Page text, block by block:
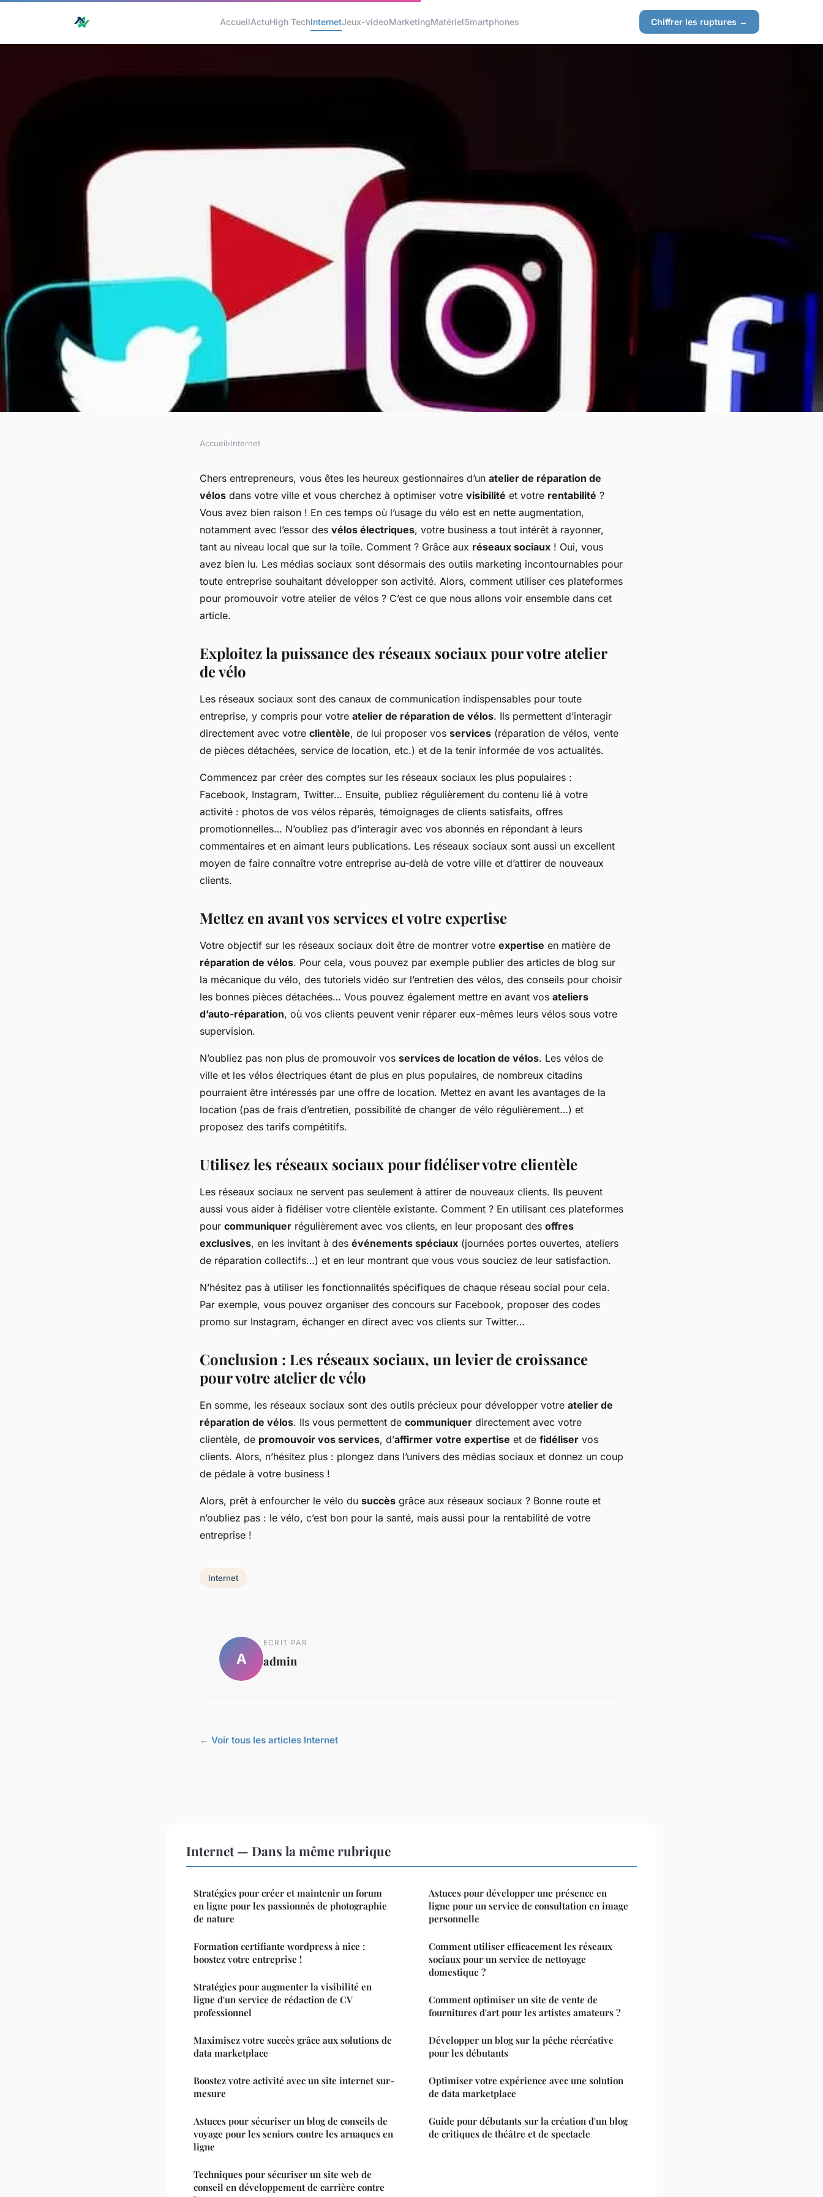
AccueilActuHigh TechInternetJeux-videoMarketingMatérielSmartphones Chiffrer les ruptures →
Comment utiliser les réseaux sociaux
pour promouvoir un service de
réparation de vélos local ?
Accueil›Internet
Chers entrepreneurs, vous êtes les heureux gestionnaires d’un atelier de réparation de
vélos dans votre ville et vous cherchez à optimiser votre visibilité et votre rentabilité ?
Vous avez bien raison ! En ces temps où l’usage du vélo est en nette augmentation,
notamment avec l’essor des vélos électriques, votre business a tout intérêt à rayonner,
tant au niveau local que sur la toile. Comment ? Grâce aux réseaux sociaux ! Oui, vous
avez bien lu. Les médias sociaux sont désormais des outils marketing incontournables pour
toute entreprise souhaitant développer son activité. Alors, comment utiliser ces plateformes
pour promouvoir votre atelier de vélos ? C’est ce que nous allons voir ensemble dans cet
article.
Exploitez la puissance des réseaux sociaux pour votre atelier
de vélo
Les réseaux sociaux sont des canaux de communication indispensables pour toute
entreprise, y compris pour votre atelier de réparation de vélos. Ils permettent d’interagir
directement avec votre clientèle, de lui proposer vos services (réparation de vélos, vente
de pièces détachées, service de location, etc.) et de la tenir informée de vos actualités.
Commencez par créer des comptes sur les réseaux sociaux les plus populaires :
Facebook, Instagram, Twitter… Ensuite, publiez régulièrement du contenu lié à votre
activité : photos de vos vélos réparés, témoignages de clients satisfaits, offres
promotionnelles… N’oubliez pas d’interagir avec vos abonnés en répondant à leurs
commentaires et en aimant leurs publications. Les réseaux sociaux sont aussi un excellent
moyen de faire connaître votre entreprise au-delà de votre ville et d’attirer de nouveaux
clients.
Mettez en avant vos services et votre expertise
Votre objectif sur les réseaux sociaux doit être de montrer votre expertise en matière de
réparation de vélos. Pour cela, vous pouvez par exemple publier des articles de blog sur
la mécanique du vélo, des tutoriels vidéo sur l’entretien des vélos, des conseils pour choisir
les bonnes pièces détachées… Vous pouvez également mettre en avant vos ateliers
d’auto-réparation, où vos clients peuvent venir réparer eux-mêmes leurs vélos sous votre
supervision.
N’oubliez pas non plus de promouvoir vos services de location de vélos. Les vélos de
ville et les vélos électriques étant de plus en plus populaires, de nombreux citadins
pourraient être intéressés par une offre de location. Mettez en avant les avantages de la
location (pas de frais d’entretien, possibilité de changer de vélo régulièrement…) et
proposez des tarifs compétitifs.
Utilisez les réseaux sociaux pour fidéliser votre clientèle
Les réseaux sociaux ne servent pas seulement à attirer de nouveaux clients. Ils peuvent
aussi vous aider à fidéliser votre clientèle existante. Comment ? En utilisant ces plateformes
pour communiquer régulièrement avec vos clients, en leur proposant des offres
exclusives, en les invitant à des événements spéciaux (journées portes ouvertes, ateliers
de réparation collectifs…) et en leur montrant que vous vous souciez de leur satisfaction.
N’hésitez pas à utiliser les fonctionnalités spécifiques de chaque réseau social pour cela.
Par exemple, vous pouvez organiser des concours sur Facebook, proposer des codes
promo sur Instagram, échanger en direct avec vos clients sur Twitter…
Conclusion : Les réseaux sociaux, un levier de croissance
pour votre atelier de vélo
En somme, les réseaux sociaux sont des outils précieux pour développer votre atelier de
réparation de vélos. Ils vous permettent de communiquer directement avec votre
clientèle, de promouvoir vos services, d’affirmer votre expertise et de fidéliser vos
clients. Alors, n’hésitez plus : plongez dans l’univers des médias sociaux et donnez un coup
de pédale à votre business !
Alors, prêt à enfourcher le vélo du succès grâce aux réseaux sociaux ? Bonne route et
n’oubliez pas : le vélo, c’est bon pour la santé, mais aussi pour la rentabilité de votre
entreprise !
Internet
A
ECRIT PAR
admin
← Voir tous les articles Internet
Internet — Dans la même rubrique
Stratégies pour créer et maintenir un forum
en ligne pour les passionnés de photographie
de nature
Formation certifiante wordpress à nice :
boostez votre entreprise !
Stratégies pour augmenter la visibilité en
ligne d'un service de rédaction de CV
professionnel
Maximisez votre succès grâce aux solutions de
data marketplace
Boostez votre activité avec un site internet sur-
mesure
Astuces pour sécuriser un blog de conseils de
voyage pour les seniors contre les arnaques en
ligne
Techniques pour sécuriser un site web de
conseil en développement de carrière contre
Astuces pour développer une présence en
ligne pour un service de consultation en image
personnelle
Comment utiliser efficacement les réseaux
sociaux pour un service de nettoyage
domestique ?
Comment optimiser un site de vente de
fournitures d'art pour les artistes amateurs ?
Développer un blog sur la pêche récréative
pour les débutants
Optimiser votre expérience avec une solution
de data marketplace
Guide pour débutants sur la création d'un blog
de critiques de théâtre et de spectacle